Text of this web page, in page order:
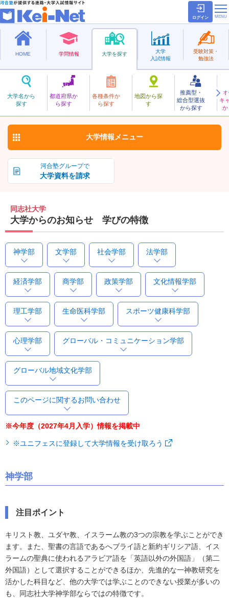
ログイン
HOME 学問情報 大学を探す
大学名から
探す
都道府県か
ら探す
各種条件か
ら探す
地図から探
す
推薦型・
総合型選抜
から探す
キ
か
大学
入試情報
受験対策・
勉強法
私立
どうししゃ
同志社大学 お気に入り
河合塾グループで
大学資料を請求
大学情報 メニュー
同志社大学
大学からのお知らせ 学びの特徴
神学部 文学部 社会学部 法学部
経済学部 商学部 政策学部 文化情報学部
理工学部 生命医科学部 スポーツ健康科学部
心理学部 グローバル・コミュニケーション学部
グローバル地域文化学部
このページに関するお問い合わせ
※今年度（2027年4月入学）情報を掲載中
※ユニフェスに登録して大学情報を受け取ろう
神学部
注目ポイント
キリスト教、ユダヤ教、イスラーム教の3つの宗教を学ぶことができ
ます。また、聖書の言語であるへブライ語と新約ギリシア語、イス
ラームの聖典に使われるアラビア語を「英語以外の外国語」（第二
外国語）として選択することができるほか、先進的な一神教研究を
活かした科目など、他の大学では学ぶことのできない授業が多いの
も、同志社大学神学部ならではの特徴です。